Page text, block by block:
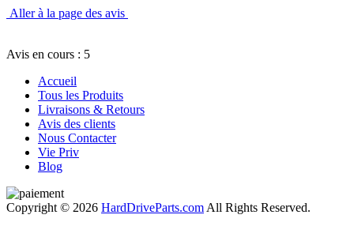
Aller à la page des avis
Avis en cours : 5
Accueil
Tous les Produits
Livraisons & Retours
Avis des clients
Nous Contacter
Vie Priv
Blog
Copyright © 2026 HardDriveParts.com All Rights Reserved.